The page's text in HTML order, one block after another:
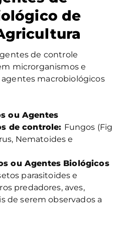
de
de controle
microrganismos e
macrobiológicos
ou Agentes
de controle: Fungos (Fig
Nematoides e
ou Agentes Biológicos
parasitoides e
predadores, aves,
de serem observados a